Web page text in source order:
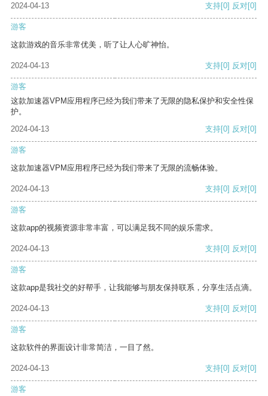
2024-04-13 支持[0] 反对[0]
游客
这款游戏的音乐非常优美，听了让人心旷神怡。
2024-04-13 支持[0] 反对[0]
游客
这款加速器VPM应用程序已经为我们带来了无限的隐私保护和安全性保
护。
2024-04-13
支持[0] 反对[0]
游客
这款加速器VPM应用程序已经为我们带来了无限的流畅体验。
2024-04-13 支持[0] 反对[0]
游客
这款app的视频资源非常丰富，可以满足我不同的娱乐需求。
2024-04-13 支持[0] 反对[0]
游客
这款app是我社交的好帮手，让我能够与朋友保持联系，分享生活点滴。
2024-04-13 支持[0] 反对[0]
游客
这款软件的界面设计非常简洁，一目了然。
2024-04-13 支持[0] 反对[0]
游客